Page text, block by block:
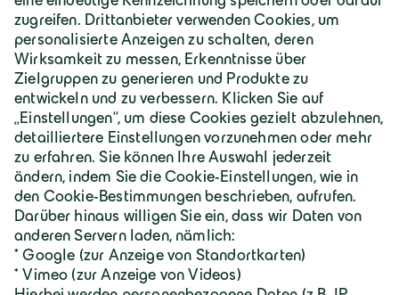
Geiger Gruppe
Über Geiger
Karriere